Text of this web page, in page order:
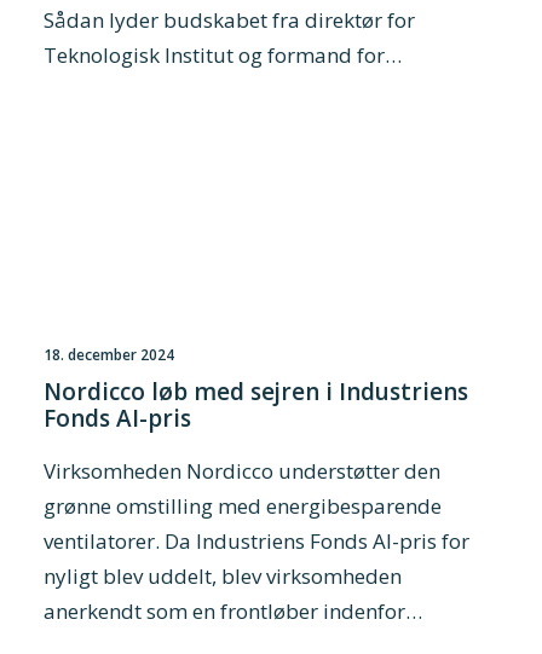
Sådan lyder budskabet fra direktør for
Teknologisk Institut og formand for…
18. december 2024
Nordicco løb med sejren i Industriens
Fonds AI-pris
Virksomheden Nordicco understøtter den
grønne omstilling med energibesparende
ventilatorer. Da Industriens Fonds AI-pris for
nyligt blev uddelt, blev virksomheden
anerkendt som en frontløber indenfor…